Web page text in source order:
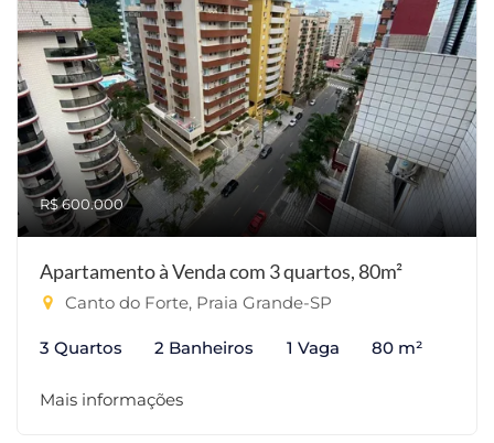
R$ 600.000
Apartamento à Venda com 3 quartos, 80m²
Canto do Forte, Praia Grande-SP
3 Quartos 2 Banheiros 1 Vaga 80 m²
Mais informações